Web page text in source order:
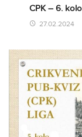
CPK – 6. kolo
27.02.2024